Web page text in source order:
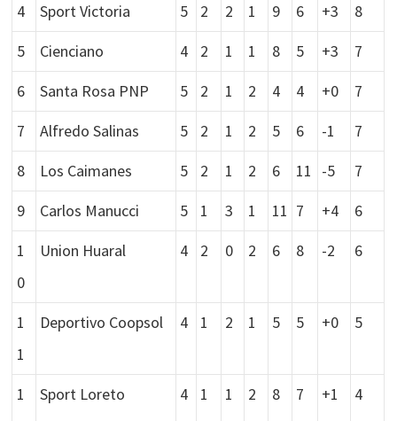
4 Sport Victoria 5 2 2 1 9 6 +3
8
5
Cienciano 4 2 1 1 8 5 +3
7
6
Santa Rosa PNP 5 2 1 2 4 4 +0
7
7
Alfredo Salinas 5 2 1 2 5 6 -1
7
8
Los Caimanes 5 2 1 2 6 11 -5
7
9
Carlos Manucci 5 1 3 1 11 7 +4
6
1
0
Union Huaral 4 2 0 2 6 8 -2 6
1
1
Deportivo Coopsol 4 1 2 1 5 5 +0 5
1
Sport Loreto 4 1 1 2 8 7 +1 4